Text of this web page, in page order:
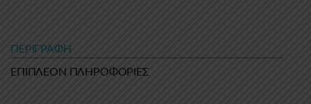
ΠΕΡΙΓΡΑΦΉ
ΕΠΙΠΛΈΟΝ ΠΛΗΡΟΦΟΡΊΕΣ